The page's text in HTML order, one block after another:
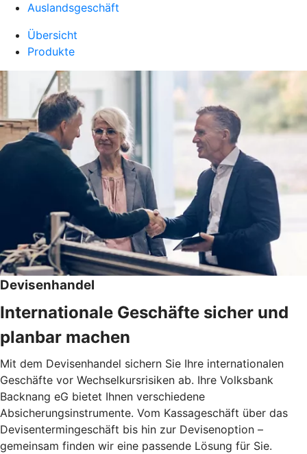
Auslandsgeschäft
Übersicht
Produkte
Devisenhandel
Internationale Geschäfte sicher und
planbar machen
Mit dem Devisenhandel sichern Sie Ihre internationalen
Geschäfte vor Wechselkursrisiken ab. Ihre Volksbank
Backnang eG bietet Ihnen verschiedene
Absicherungsinstrumente. Vom Kassageschäft über das
Devisentermingeschäft bis hin zur Devisenoption –
gemeinsam finden wir eine passende Lösung für Sie.